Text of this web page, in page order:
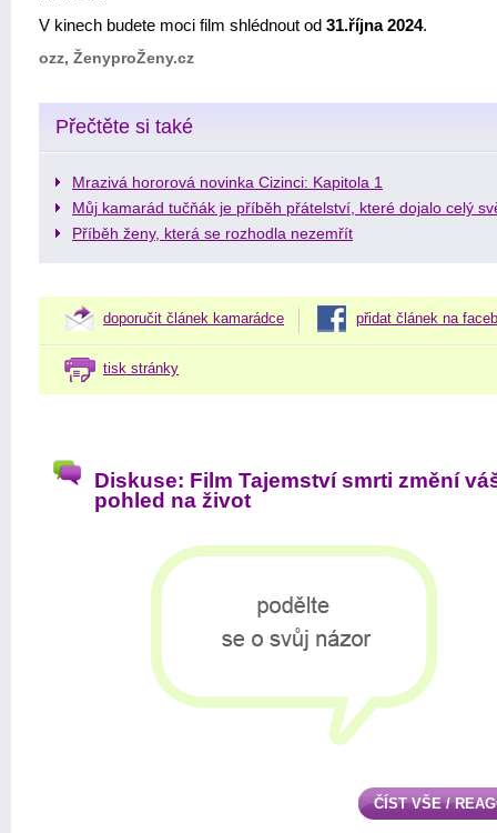
V kinech budete moci film shlédnout od 31.října 2024.
ozz, ŽenyproŽeny.cz
Přečtěte si také
Mrazivá hororová novinka Cizinci: Kapitola 1
Můj kamarád tučňák je příběh přátelství, které dojalo celý
Příběh ženy, která se rozhodla nezemřít
doporučit článek kamarádce přidat článek na
tisk stránky
Diskuse: Film Tajemství smrti změní
pohled na život
ČÍST VŠE /